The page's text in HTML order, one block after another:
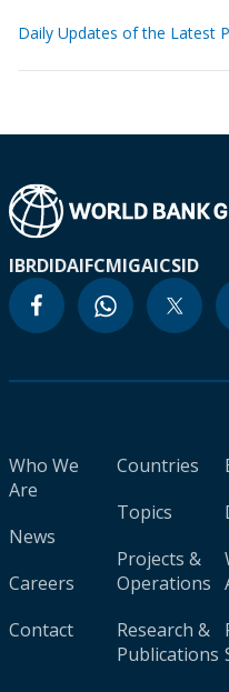
Daily Updates of the Latest
IBRDIDAIFCMIGAICSID
Who We
Are
News
Careers
Contact
Countries
Topics
Projects &
Operations
Research &
Publications